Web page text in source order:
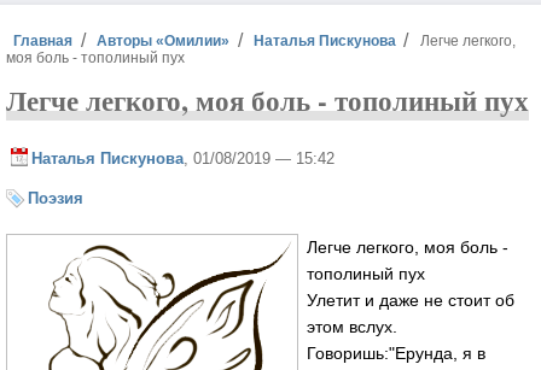
Вы здесь
Главная Авторы «Омилии» Наталья Пискунова
Легче легкого,
моя боль - тополиный пух
Легче легкого, моя боль - тополиный пух
Наталья Пискунова , 01/08/2019 — 15:42
Поэзия
Легче легкого, моя боль -
тополиный пух
Улетит и даже не стоит об
этом вслух.
Говоришь:"Ерунда, я в